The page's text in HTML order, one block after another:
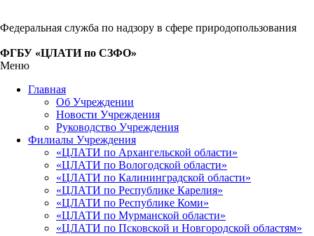
Федеральная служба по надзору в сфере природопользования
ФГБУ «ЦЛАТИ по СЗФО»
Меню
Главная
Об Учреждении
Новости Учреждения
Руководство Учреждения
Филиалы Учреждения
«ЦЛАТИ по Архангельской области»
«ЦЛАТИ по Вологодской области»
«ЦЛАТИ по Калининградской области»
«ЦЛАТИ по Республике Карелия»
«ЦЛАТИ по Республике Коми»
«ЦЛАТИ по Мурманской области»
«ЦЛАТИ по Псковской и Новгородской областям»